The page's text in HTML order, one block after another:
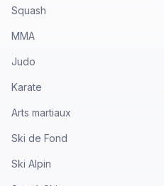
Squash
MMA
Judo
Karate
Arts martiaux
Ski de Fond
Ski Alpin